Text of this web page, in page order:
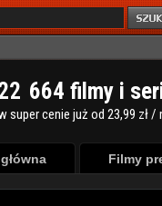
2 664 filmy i
super cenie już od 23,99 zł /
Filmy